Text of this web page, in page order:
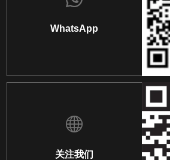
WhatsApp
关注我们